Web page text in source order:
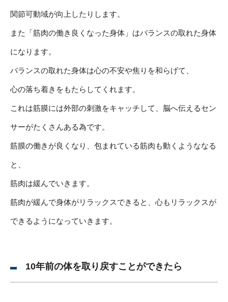
関節可動域が向上したりします。
また「筋肉の働き良くなった身体」はバランスの取れた身体
になります。
バランスの取れた身体は心の不安や焦りを和らげて、
心の落ち着きをもたらしてくれます。
これは筋膜には外部の刺激をキャッチして、脳へ伝えるセン
サーがたくさんある為です。
筋膜の働きが良くなり、包まれている筋肉も動くようななる
と、
筋肉は緩んでいきます。
筋肉が緩んで身体がリラックスできると、心もリラックスが
できるようになっていきます。
10年前の体を取り戻すことができたら